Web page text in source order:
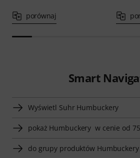
porównaj
Smart
Wyświetl Suhr Humbuckery
pokaż Humbuckery w cenie od
do grupy produktów Humbuckery